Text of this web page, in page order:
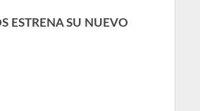
ESTRENA SU NUEVO